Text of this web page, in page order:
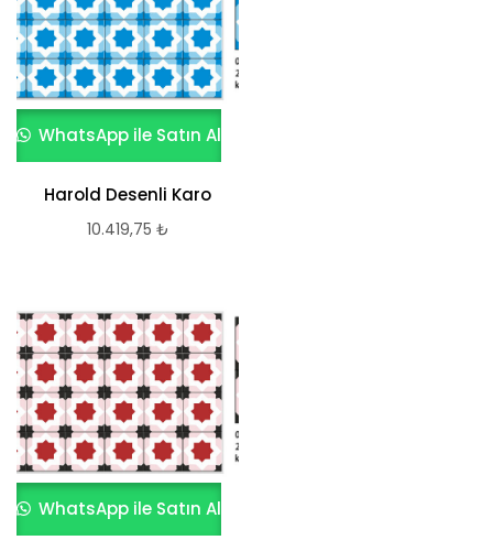
WhatsApp ile Satın Al
Harold Desenli Karo
10.419,75 ₺
WhatsApp ile Satın Al